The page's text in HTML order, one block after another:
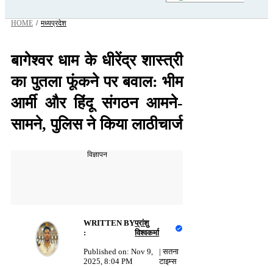
HOME / मध्यप्रदेश
बागेश्वर धाम के धीरेंद्र शास्त्री
का पुतला फूंकने पर बवाल: भीम
आर्मी और हिंदू संगठन आमने-
सामने, पुलिस ने किया लाठीचार्ज
विज्ञापन
WRITTEN BY
:
प्रांशु
विश्वकर्मा
Published on: Nov 9,
2025, 8:04 PM
|सतना
टाइम्स